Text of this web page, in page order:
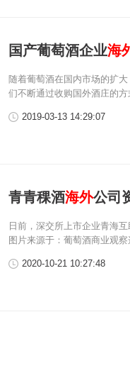
国产葡萄酒企业海
随着葡萄酒在国内市场的扩
们不断通过收购国外酒庄的
2019-03-13 14:29:07
青青稞酒海外公司
日前，深交所上市企业青海
图片来源于：葡萄酒商业观
2020-10-21 10:27:48